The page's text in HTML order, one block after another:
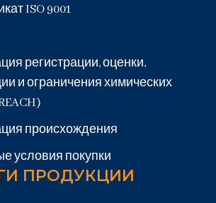
ISO 9001
регистрации, оценки,
и ограничения химических
происхождения
условия покупки
ПРОДУКЦИИ